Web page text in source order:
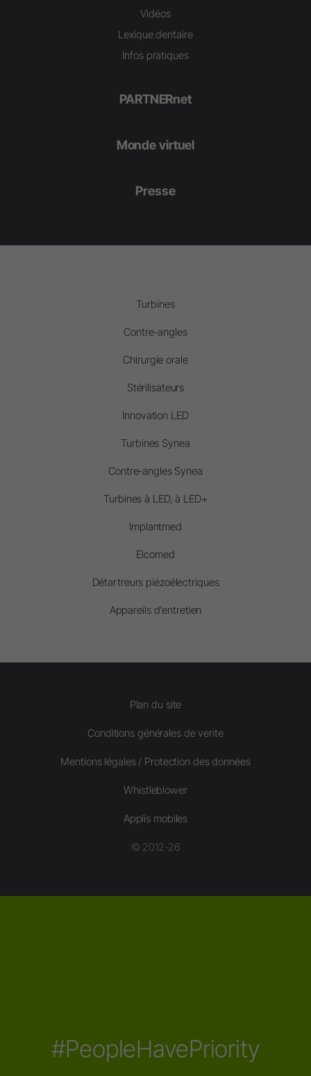
Vidéos
Lexique dentaire
Infos pratiques
PARTNERnet
Monde virtuel
Presse
Turbines
Contre-angles
Chirurgie orale
Stérilisateurs
Innovation LED
Turbines Synea
Contre-angles Synea
Turbines à LED, à LED+
Implantmed
Elcomed
Détartreurs piézoélectriques
Appareils d’entretien
Plan du site
Conditions générales de vente
Mentions légales / Protection des données
Whistleblower
Applis mobiles
© 2012-26
#PeopleHavePriority